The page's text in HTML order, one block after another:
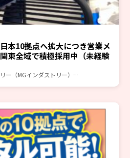
本10拠点へ拡大につき営業メ
東全域で積極採用中（未経験
ー（MGインダストリー）…